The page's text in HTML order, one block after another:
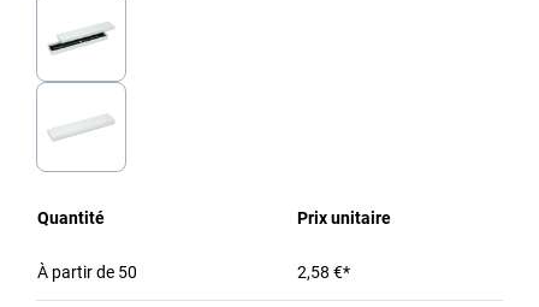
Quantité Prix unitaire
À partir de 50 2,58 €*